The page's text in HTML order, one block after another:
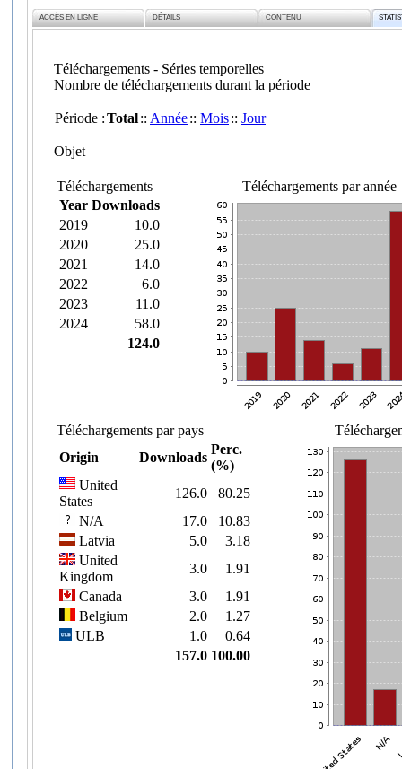
ACCÈS EN LIGNE DÉTAILS CONTENU